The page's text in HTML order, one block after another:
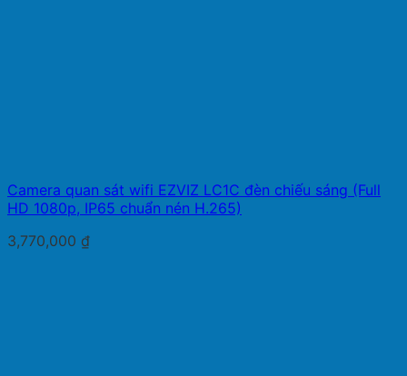
Camera quan sát wifi EZVIZ LC1C đèn chiếu sáng (Full
HD 1080p, IP65 chuẩn nén H.265)
3,770,000 ₫